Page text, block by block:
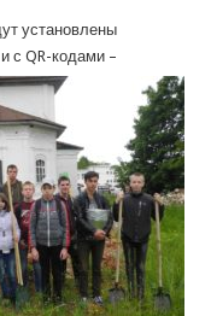
установлены
и сQR-кодами –